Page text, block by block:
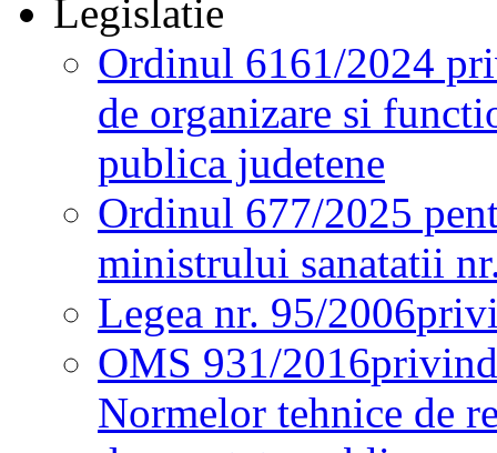
Legislatie
Ordinul 6161/2024
de organizare si
publica judetene
Ordinul 677/2025
ministrului sanatatii
Legea nr. 95/2006
OMS 931/2016
Normelor tehnice de